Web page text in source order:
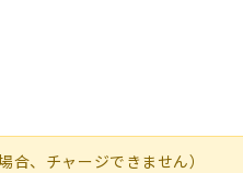
、チャージできません）